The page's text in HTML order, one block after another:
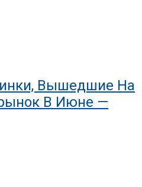
Вышедшие На
В Июне —